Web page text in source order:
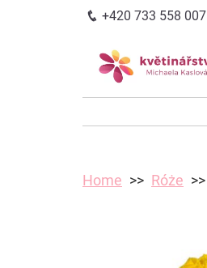
+420 733 558 007
Home Róże